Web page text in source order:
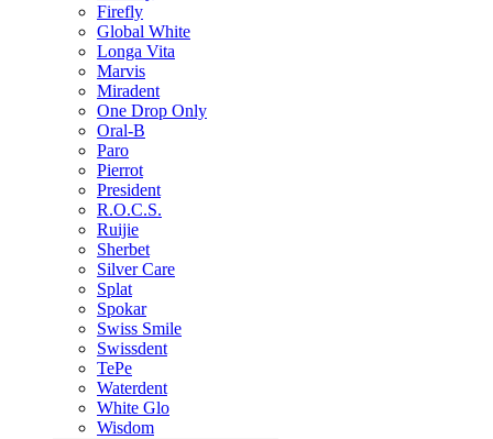
Firefly
Global White
Longa Vita
Marvis
Miradent
One Drop Only
Oral-B
Paro
Pierrot
President
R.O.C.S.
Ruijie
Sherbet
Silver Care
Splat
Spokar
Swiss Smile
Swissdent
TePe
Waterdent
White Glo
Wisdom